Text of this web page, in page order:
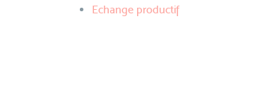
Echange productif